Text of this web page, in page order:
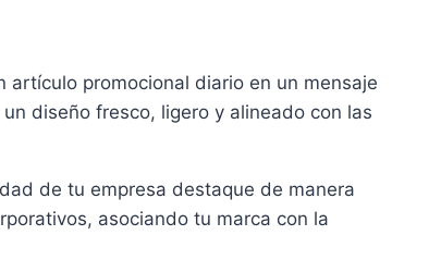
promocional diario en un mensaje
diseño fresco, ligero y alineado con las
de tu empresa destaque de manera
asociando tu marca con la